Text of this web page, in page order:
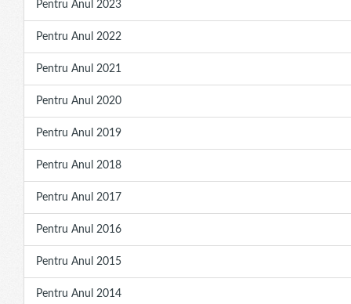
Pentru Anul 2023
Pentru Anul 2022
Pentru Anul 2021
Pentru Anul 2020
Pentru Anul 2019
Pentru Anul 2018
Pentru Anul 2017
Pentru Anul 2016
Pentru Anul 2015
Pentru Anul 2014